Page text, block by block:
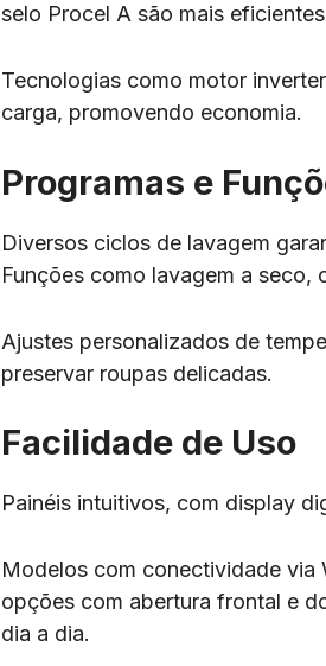
selo Procel A são mais
Tecnologias como motor
carga, promovendo economia.
Programas e
Diversos ciclos de lavagem
Funções como lavagem a
Ajustes personalizados de
preservar roupas delicadas.
Facilidade de Uso
Painéis intuitivos, com display
Modelos com conectividade via
opções com abertura frontal e
dia a dia.